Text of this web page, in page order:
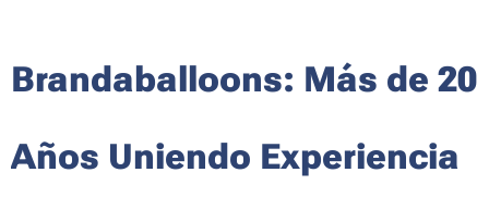
Brandaballoons: Más de 20
Años Uniendo Experiencia